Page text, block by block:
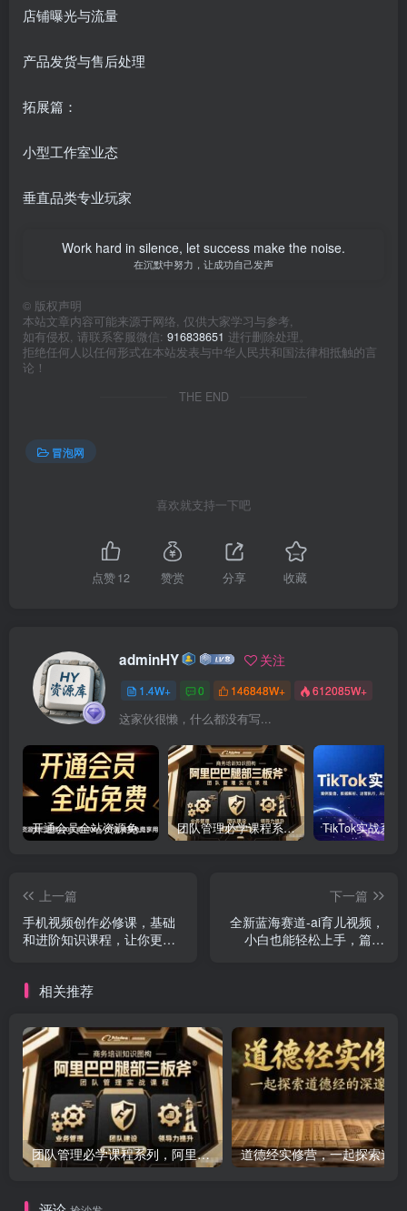
店铺曝光与流量
产品发货与售后处理
拓展篇：
小型工作室业态
垂直品类专业玩家
Work hard in silence, let success make the noise.
在沉默中努力，让成功自己发声
© 版权声明
本站文章内容可能来源于网络, 仅供大家学习与参考,
如有侵权, 请联系客服微信: 916838651 进行删除处理。
拒绝任何人以任何形式在本站发表与中华人民共和国法律相抵触的言
论！
THE END
冒泡网
喜欢就支持一下吧
点赞12 赞赏 分享 收藏
adminHY 关注
1.4W+ 0 146848W+ 612085W+
这家伙很懒，什么都没有写...
开通会员全站资源免费下载 开通VIP会员 HY资源库 团队管理必学课程系列，阿里巴巴“腿部三板斧”
上一篇
手机视频创作必修课，基础
和进阶知识课程，让你更从
下一篇
全新蓝海赛道-ai育儿视频，
小白也能轻松上手，篇篇
相关推荐
团队管理必学课程系列，阿里巴巴“腿部三板斧”